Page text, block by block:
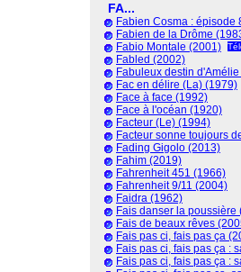
FA...
Fabien Cosma : épisode
Fabien de la Drôme
Fabio Montale (2001)
Fabled (2002)
Fabuleux destin
Fac en délire (La) (1979)
Face à face (1992)
Face à l'océan (1920)
Facteur (Le) (1994)
Facteur sonne toujours
Fading Gigolo (2013)
Fahim (2019)
Fahrenheit 451 (1966)
Fahrenheit 9/11 (2004)
Faidra (1962)
Fais danser la poussière
Fais de beaux rêves
Fais pas ci, fais pas ça
Fais pas ci, fais pas ça :
Fais pas ci, fais pas ça :